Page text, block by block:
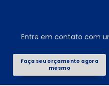
Entre em contato com
Faça seu orçamento agora
mesmo